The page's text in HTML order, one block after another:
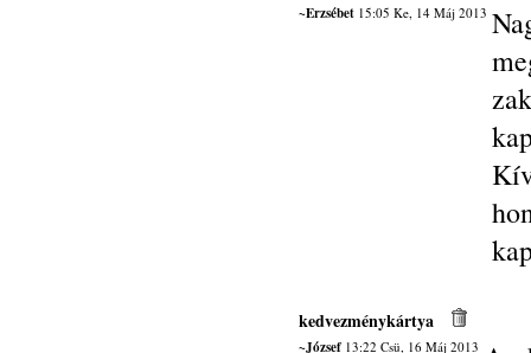
~Erzsébet15:05 Ke, 14 Máj 2013
kedvezménykártya
~József13:22 Csü, 16 Máj 2013